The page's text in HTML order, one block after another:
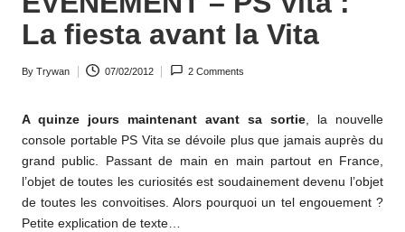
P
la
y.
o
m
La fiesta avant la Vita
Posted
By Trywan 07/02/2012 2 Comments
A quinze jours maintenant avant sa sortie, la nouvelle
console portable PS Vita se dévoile plus que jamais auprès du
grand public. Passant de main en main partout en France,
l’objet de toutes les curiosités est soudainement devenu l’objet
de toutes les convoitises. Alors pourquoi un tel engouement ?
Petite explication de texte…